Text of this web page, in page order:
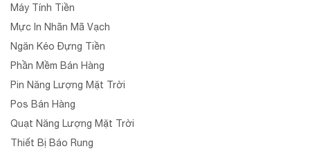
Máy Tính Tiền
Mực In Nhãn Mã Vạch
Ngăn Kéo Đựng Tiền
Phần Mềm Bán Hàng
Pin Năng Lượng Mặt Trời
Pos Bán Hàng
Quạt Năng Lượng Mặt Trời
Thiết Bị Báo Rung